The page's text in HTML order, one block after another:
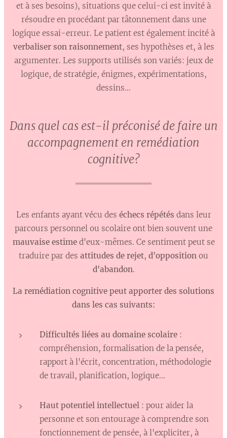
et à ses besoins), situations que celui-ci est invité à
résoudre en procédant par tâtonnement dans une
logique essai-erreur. Le patient est également incité à
verbaliser son raisonnement, ses hypothèses et, à les
argumenter. Les supports utilisés son variés: jeux de
logique, de stratégie, énigmes, expérimentations,
dessins...
Dans quel cas est-il préconisé de faire un
accompagnement en remédiation
cognitive?
Les enfants ayant vécu des échecs répétés dans leur
parcours personnel ou scolaire ont bien souvent une
mauvaise estimed'eux-mêmes. Ce sentiment peut se
traduire par des attitudes de rejet, d'opposition ou
d'abandon.
La remédiation cognitive peut apporter des solutions
dans les cas suivants:
Difficultés liées au domaine scolaire :
compréhension, formalisation de la pensée,
rapport à l'écrit, concentration, méthodologie
de travail, planification, logique...
Haut potentiel intellectuel : pour aider la
personne et son entourage à comprendre son
fonctionnement de pensée, à l'expliciter, à